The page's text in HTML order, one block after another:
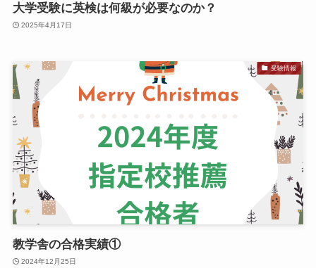
大学受験に英検は何級が必要なのか？
2025年4月17日
受験情報
教学舎の合格実績①
2024年12月25日